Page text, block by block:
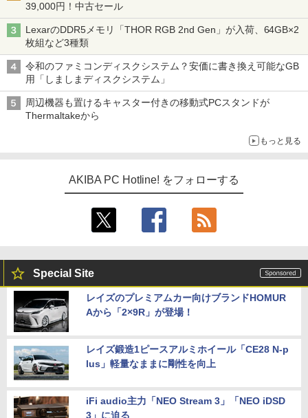
39,000円！中古セール
LexarのDDR5メモリ「THOR RGB 2nd Gen」が入荷、64GB×2
枚組など3種類
令和のファミコンディスクシステム？安価に書き換え可能なGB
用「しましまディスクシステム」
周辺機器も置けるキャスター付きの移動式PCスタンドが
Thermaltakeから
もっと見る
AKIBA PC Hotline! をフォローする
Special Site
レイズのプレミアムカー向けブランドHOMUR
Aから「2×9R」が登場！
レイズ鍛造1ピースアルミホイール「CE28 N-p
lus」軽量なままに剛性を向上
iFi audio主力「NEO Stream 3」「NEO iDSD
3」に迫る